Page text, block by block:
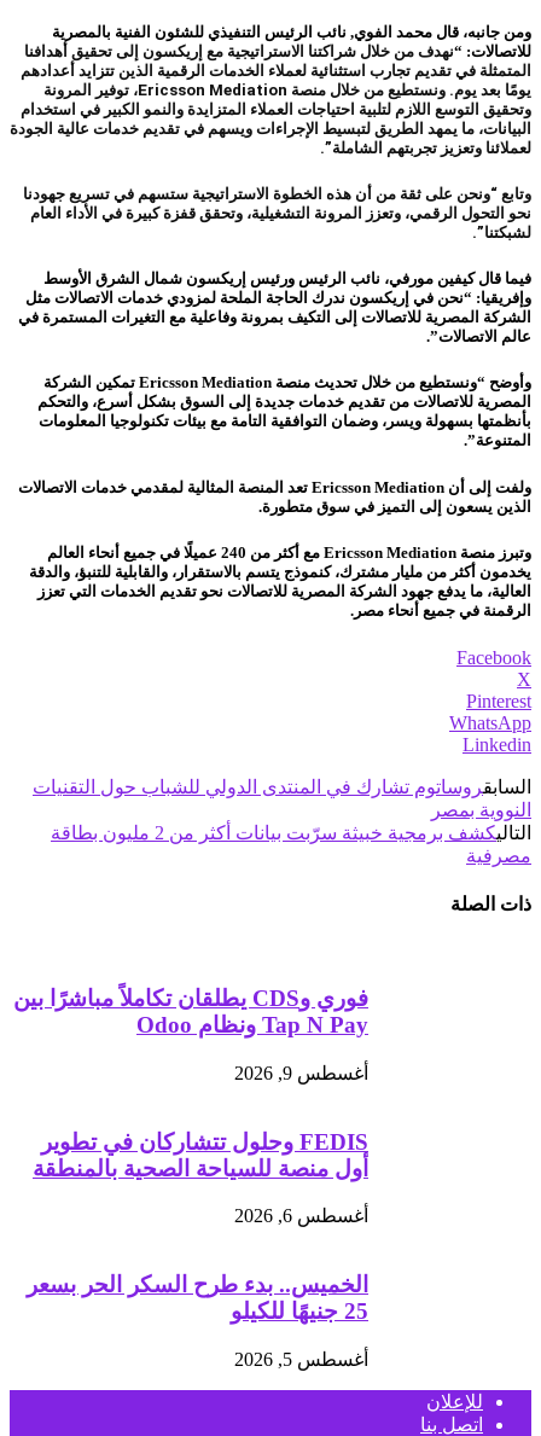
ومن جانبه، قال محمد الفوي, نائب الرئيس التنفيذي للشئون الفنية بالمصرية
للاتصالات: “نهدف من خلال شراكتنا الاستراتيجية مع إريكسون إلى تحقيق أهدافنا
المتمثلة في تقديم تجارب استثنائية لعملاء الخدمات الرقمية الذين تتزايد أعدادهم
يومًا بعد يوم. ونستطيع من خلال منصة Ericsson Mediation، توفير المرونة
وتحقيق التوسع اللازم لتلبية احتياجات العملاء المتزايدة والنمو الكبير في استخدام
البيانات، ما يمهد الطريق لتبسيط الإجراءات ويسهم في تقديم خدمات عالية الجودة
لعملائنا وتعزيز تجربتهم الشاملة”.
وتابع “ونحن على ثقة من أن هذه الخطوة الاستراتيجية ستسهم في تسريع جهودنا
نحو التحول الرقمي، وتعزز المرونة التشغيلية، وتحقق قفزة كبيرة في الأداء العام
لشبكتنا”.
فيما قال كيفين مورفي، نائب الرئيس ورئيس إريكسون شمال الشرق الأوسط
وإفريقيا: “نحن في إريكسون ندرك الحاجة الملحة لمزودي خدمات الاتصالات مثل
الشركة المصرية للاتصالات إلى التكيف بمرونة وفاعلية مع التغيرات المستمرة في
عالم الاتصالات”.
وأوضح “ونستطيع من خلال تحديث منصة Ericsson Mediation تمكين الشركة
المصرية للاتصالات من تقديم خدمات جديدة إلى السوق بشكل أسرع، والتحكم
بأنظمتها بسهولة ويسر، وضمان التوافقية التامة مع بيئات تكنولوجيا المعلومات
المتنوعة”.
ولفت إلى أن Ericsson Mediation تعد المنصة المثالية لمقدمي خدمات الاتصالات
الذين يسعون إلى التميز في سوق متطورة.
وتبرز منصة Ericsson Mediation مع أكثر من 240 عميلًا في جميع أنحاء العالم
يخدمون أكثر من مليار مشترك، كنموذج يتسم بالاستقرار، والقابلية للتنبؤ، والدقة
العالية، ما يدفع جهود الشركة المصرية للاتصالات نحو تقديم الخدمات التي تعزز
الرقمنة في جميع أنحاء مصر.
Facebook
X
Pinterest
WhatsApp
Linkedin
السابقروساتوم تشارك في المنتدى الدولي للشباب حول التقنيات
النووية بمصر
التالي
كشف برمجية خبيثة سرّبت بيانات أكثر من 2 مليون بطاقة
مصرفية
ذات الصلة
فوري وCDS يطلقان تكاملاً مباشرًا بين
Tap N Pay ونظام Odoo
أغسطس 9, 2026
FEDIS وحلول تتشاركان في تطوير
أول منصة للسياحة الصحية بالمنطقة
أغسطس 6, 2026
الخميس.. بدء طرح السكر الحر بسعر
25 جنيهًا للكيلو
أغسطس 5, 2026
للإعلان
اتصل بنا